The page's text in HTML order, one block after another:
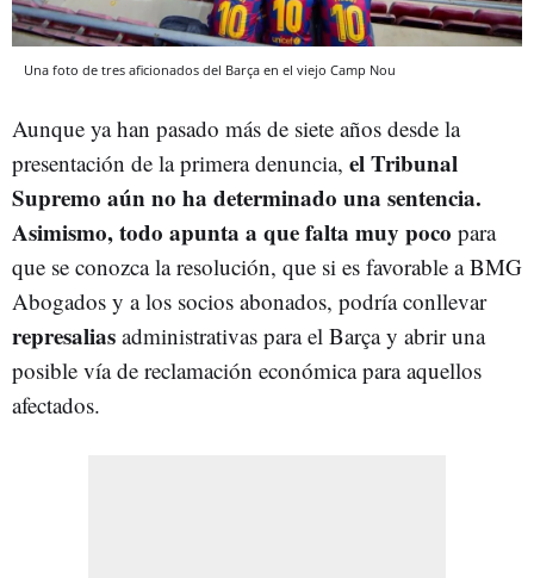
Una foto de tres aficionados del Barça en el viejo Camp Nou
Aunque ya han pasado más de siete años desde la
presentación de la primera denuncia, el Tribunal
Supremo aún no ha determinado una sentencia.
Asimismo, todo apunta a que falta muy poco para
que se conozca la resolución, que si es favorable a BMG
Abogados y a los socios abonados, podría conllevar
represalias administrativas para el Barça y abrir una
posible vía de reclamación económica para aquellos
afectados.